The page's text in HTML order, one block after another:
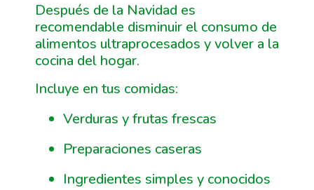
Después de la Navidad es
recomendable disminuir el consumo de
alimentos ultraprocesados y volver a la
cocina del hogar.
Incluye en tus comidas:
Verduras y frutas frescas
Preparaciones caseras
Ingredientes simples y conocidos